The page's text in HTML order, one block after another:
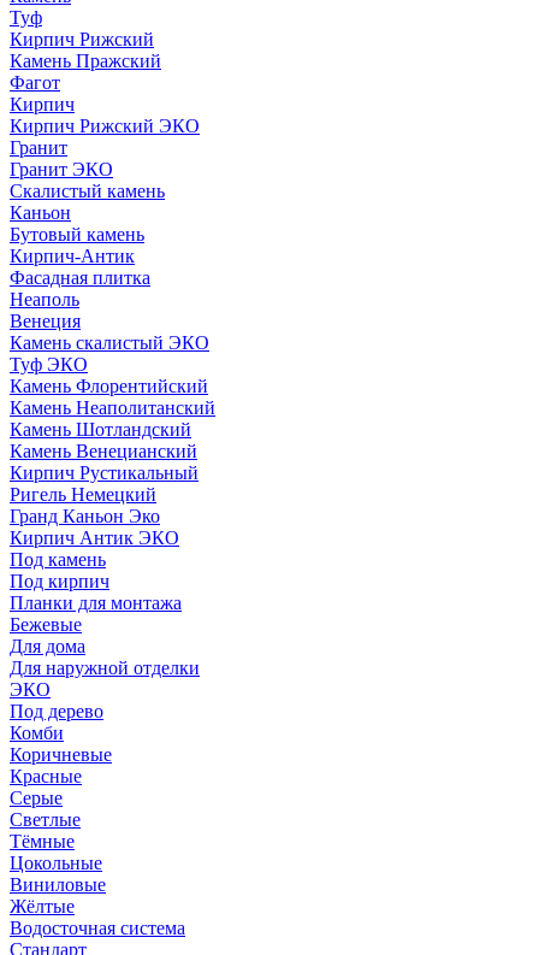
Туф
Кирпич Рижский
Камень Пражский
Фагот
Кирпич
Кирпич Рижский ЭКО
Гранит
Гранит ЭКО
Скалистый камень
Каньон
Бутовый камень
Кирпич-Антик
Фасадная плитка
Неаполь
Венеция
Камень скалистый ЭКО
Туф ЭКО
Камень Флорентийский
Камень Неаполитанский
Камень Шотландский
Камень Венецианский
Кирпич Рустикальный
Ригель Немецкий
Гранд Каньон Эко
Кирпич Антик ЭКО
Под камень
Под кирпич
Планки для монтажа
Бежевые
Для дома
Для наружной отделки
ЭКO
Под дерево
Комби
Коричневые
Красные
Серые
Светлые
Тёмные
Цокольные
Виниловые
Жёлтые
Водосточная система
Стандарт